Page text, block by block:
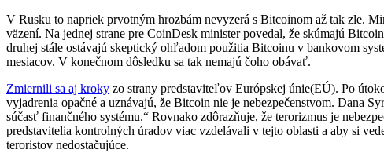
V Rusku to napriek prvotným hrozbám nevyzerá s Bitcoinom až tak zle.
väzení. Na jednej strane pre CoinDesk minister povedal, že skúmajú
druhej stále ostávajú skeptický ohľadom použitia Bitcoinu v bankovom
mesiacov. V konečnom dôsledku sa tak nemajú čoho obávať.
Zmiernili sa aj kroky zo strany predstaviteľov Európskej únie(EÚ). Po
vyjadrenia opačné a uznávajú, že Bitcoin nie je nebezpečenstvom. Dana
súčasť finančného systému.“ Rovnako zdôrazňuje, že terorizmus je
predstavitelia kontrolných úradov viac vzdelávali v tejto oblasti a aby si
teroristov nedostačujúce.